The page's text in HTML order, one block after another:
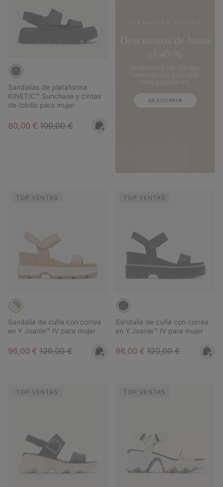
Sandalias de plataforma
KINETIC™ Sunchase y cintas
de tobillo para mujer
Sale price:
80,00 € Regular price:
100,00 €
DESCUBRIR
TOP VENTAS
Sandalia de cuña con correa
en Y Joanie™ IV para mujer
Sale price:
96,00 € Regular price:
120,00 €
TOP VENTAS
Sandalia de cuña con correa
en Y Joanie™ IV para mujer
Sale price:
96,00 € Regular price:
120,00 €
TOP VENTAS TOP VENTAS